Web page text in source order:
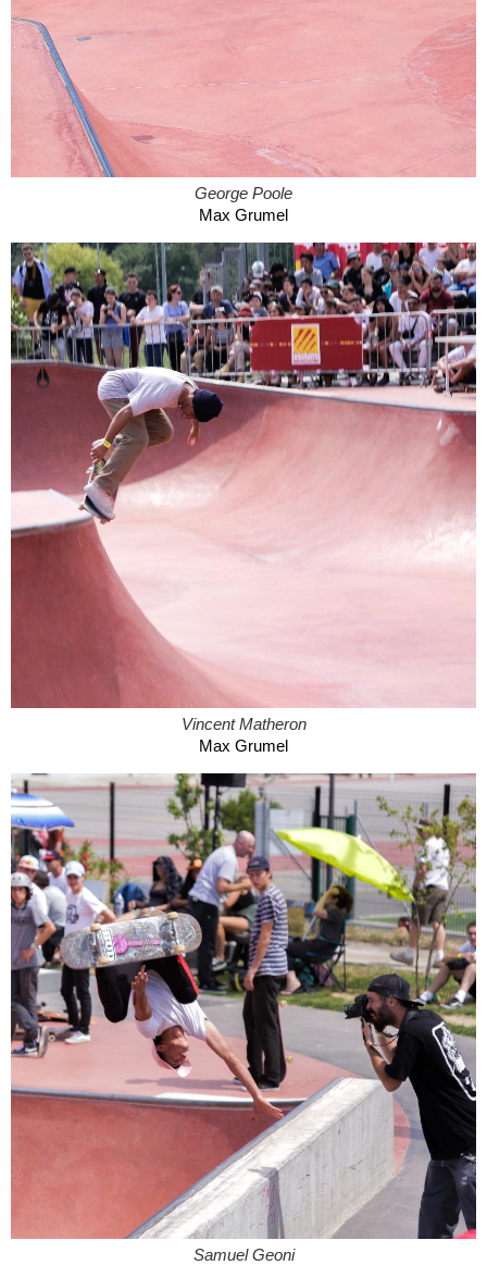
George Poole
Max Grumel
Vincent Matheron
Max Grumel
Samuel Geoni